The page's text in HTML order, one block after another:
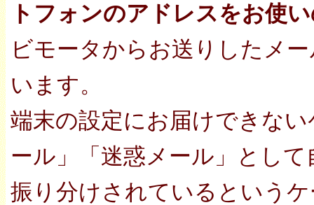
トフォンのアドレスをお使
ビモータからお送りしたメ
います。
端末の設定にお届けできな
ール」「迷惑メール」として
振り分けされているという